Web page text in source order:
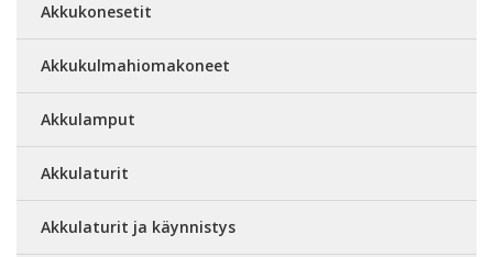
Akkukonesetit
Akkukulmahiomakoneet
Akkulamput
Akkulaturit
Akkulaturit ja käynnistys